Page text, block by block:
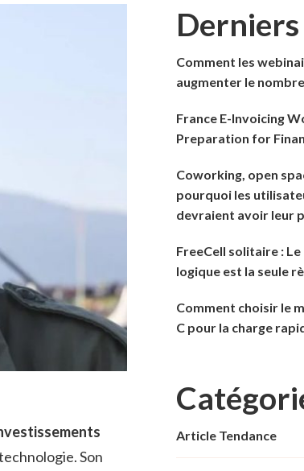
Son
Comment les
augmenter le
France E-Invoicing
Preparation for
Coworking, open
pourquoi les
devraient avoir leur
FreeCell solitaire :
logique est la seule
Comment choisir le
C pour la charge
Article Tendance